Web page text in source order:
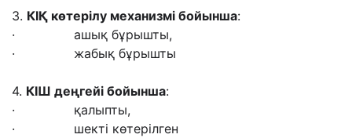
3. КІҚ көтерілу механизмі бойынша:
· ашық бұрышты,
· жабық бұрышты
4. КІШ деңгейі бойынша:
· қалыпты,
· шекті көтерілген